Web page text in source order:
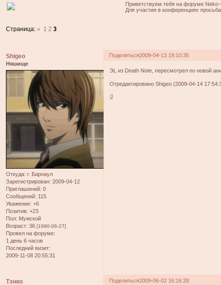
Приветствуем тебя на форуме
Для участия в конференциях
Страница:« 1 2 3
Поделиться2009-04-13 19:10:35
Shigeo
Няшище
Откуда: г. Барнаул
Зарегистрирован: 2009-04-12
Приглашений: 0
Сообщений: 115
Уважение: +6
Позитив: +23
Пол: Мужской
Возраст: 36 [1990-06-27]
Провел на форуме:
1 день 6 часов
Последний визит:
2009-11-08 20:55:31
ЭL из Death Note, пересмотрел по новой
Отредактировано Shigeo (2009-04-14
0
Поделиться2009-06-02 16:16:28
Тэнко